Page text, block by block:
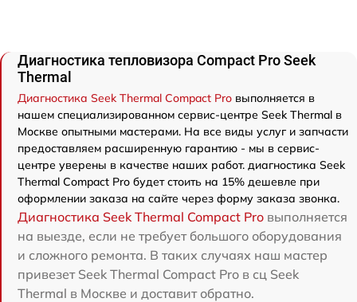
Диагностика тепловизора Compact Pro Seek
Thermal
Диагностика Seek Thermal Compact Pro выполняется в
нашем специализированном сервис-центре Seek Thermal в
Москве опытными мастерами. На все виды услуг и запчасти
предоставляем расширенную гарантию - мы в сервис-
центре уверены в качестве наших работ. диагностика Seek
Thermal Compact Pro будет стоить на 15% дешевле при
оформлении заказа на сайте через форму заказа звонка.
Диагностика Seek Thermal Compact Pro выполняется
на выезде, если не требует большого оборудования
и сложного ремонта. В таких случаях наш мастер
привезет Seek Thermal Compact Pro в сц Seek
Thermal в Москве и доставит обратно.